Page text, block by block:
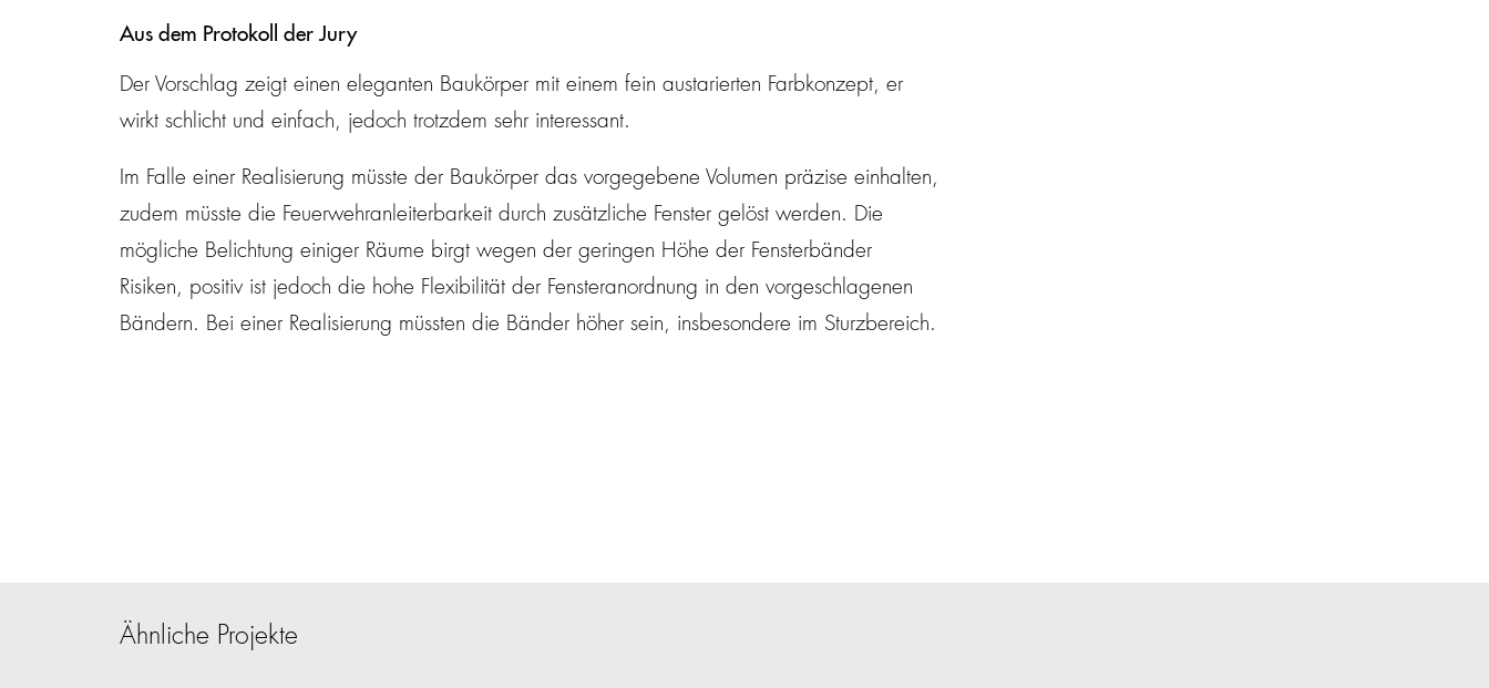
Aus dem Protokoll der Jury
Der Vorschlag zeigt einen eleganten Baukörper mit einem fein austarierten Farbkonzept, er
wirkt schlicht und einfach, jedoch trotzdem sehr interessant.
Im Falle einer Realisierung müsste der Baukörper das vorgegebene Volumen präzise einhalten,
zudem müsste die Feuerwehranleiterbarkeit durch zusätzliche Fenster gelöst werden. Die
mögliche Belichtung einiger Räume birgt wegen der geringen Höhe der Fensterbänder
Risiken, positiv ist jedoch die hohe Flexibilität der Fensteranordnung in den vorgeschlagenen
Bändern. Bei einer Realisierung müssten die Bänder höher sein, insbesondere im Sturzbereich.
Ähnliche Projekte